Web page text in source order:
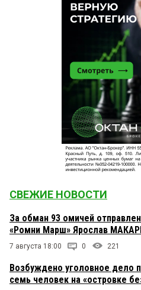
СВЕЖИЕ НОВОСТИ
За обман 93 омичей
«Ромни Марш» Ярослав
7 августа 18:00 0 221
Возбуждено уголовное дело
семь человек на «островке